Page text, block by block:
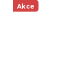
Akce